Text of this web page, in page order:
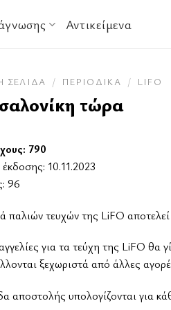
Αντικείμενα
ΣΕΛΊΔΑ / ΠΕΡΙΟΔΙΚΆ / LIFO
τώρα
790
10.11.2023
96
παλιών τευχών της LiFO αποτελεί
για τα τεύχη της LiFO θα
ξεχωριστά από άλλες
αποστολής υπολογίζονται για